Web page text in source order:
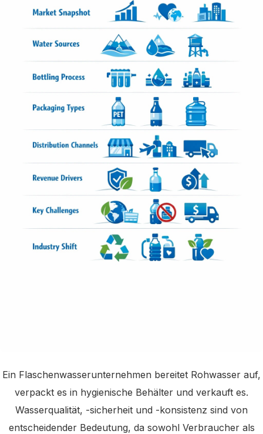
Ein Flaschenwasserunternehmen bereitet Rohwasser auf,
verpackt es in hygienische Behälter und verkauft es.
Wasserqualität, -sicherheit und -konsistenz sind von
entscheidender Bedeutung, da sowohl Verbraucher als